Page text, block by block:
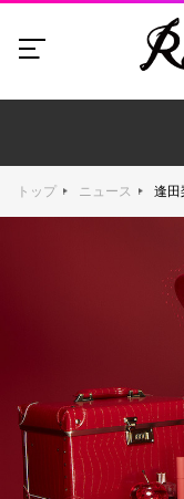
トップ ニュース 逢田梨香